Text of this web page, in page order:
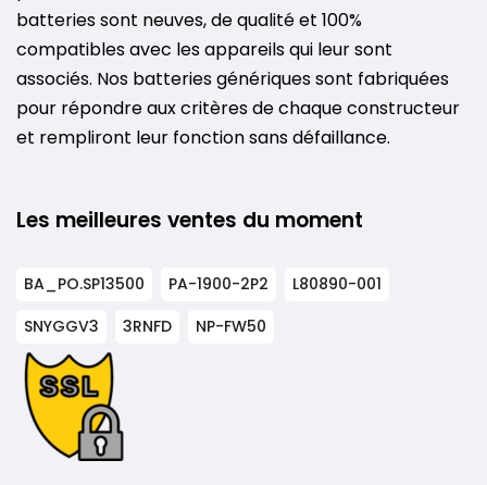
batteries sont neuves, de qualité et 100%
compatibles avec les appareils qui leur sont
associés. Nos batteries génériques sont fabriquées
pour répondre aux critères de chaque constructeur
et rempliront leur fonction sans défaillance.
Les meilleures ventes du moment
BA_PO.SP13500 PA-1900-2P2
L80890-001
SNYGGV3
3RNFD NP-FW50